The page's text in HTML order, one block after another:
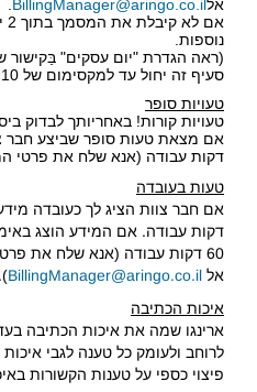
אלBillingManager@aringo.co.il
נוספות.
(ראה הגדרת "יום עסקים" בַּקישור
סעיף זה יחול עד למקסימום של 10 שעות החזר ללקוח אחד.
טעויות סופר
טעויות קורות! באחריותך לבדוק
דקות עבודה (אנא שלח את פרטי
טעות בעובדה
דקות עבודה. אם המידע הוצג
60 דקות עבודה (אנא שלח את
אל BillingManager@aringo.co.il
).
איכות הכתיבה
ארינגו שמה את איכות הכתיבה
לרוחב ולעומק כל טענה לגבי
פיצוי כספי על טענות הקשורות